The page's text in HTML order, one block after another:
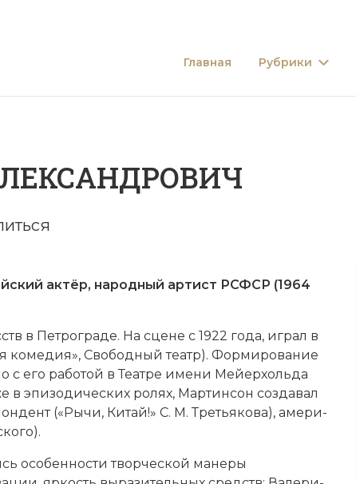
Главная Рубрики
актёр, народный артист РСФСР (1964
в Пет­ро­гра­де. На сце­не с 1922 года, иг­рал в
ко­ме­дия», Сво­бод­ный те­атр). Фор­ми­ро­ва­ние
с его ра­бо­той в Те­ат­ре имени Мей­ер­холь­да
в эпи­зо­дических ро­лях, Мартинсон соз­да­вал
(«Ры­чи, Ки­тай!» С. М. Треть­я­ко­ва), аме­ри­
осо­бен­но­сти творческой ма­не­ры